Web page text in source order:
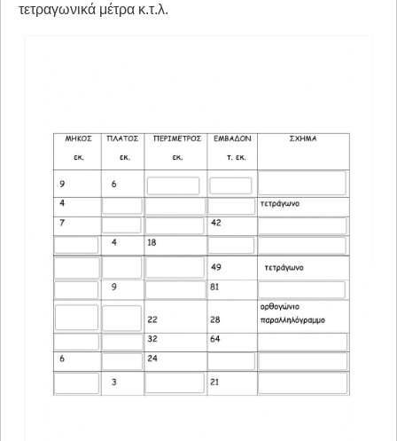
τετραγωνικά μέτρα κ.τ.λ.